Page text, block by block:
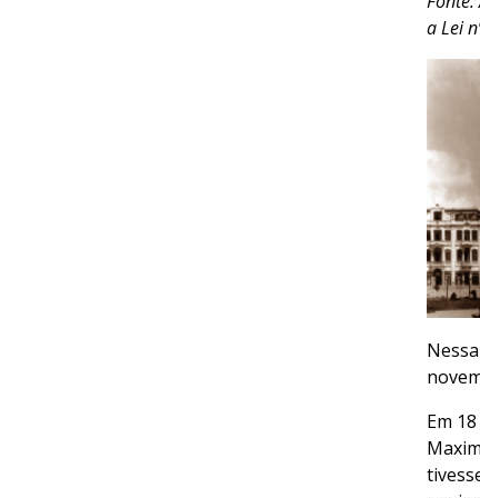
a Lei
Em